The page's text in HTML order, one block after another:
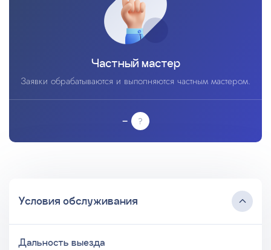
Частный мастер
Заявки обрабатываются и выполняются частным мастером.
–
Условия обслуживания
Дальность выезда